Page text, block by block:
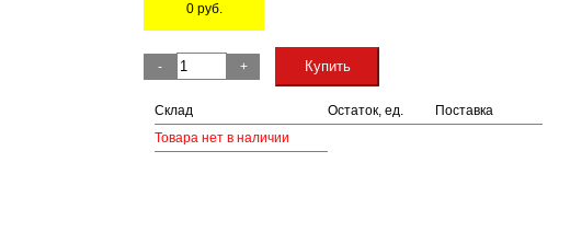
0руб.
-
+ Купить
Склад Остаток, ед.
Поставка
Товара нет в наличии